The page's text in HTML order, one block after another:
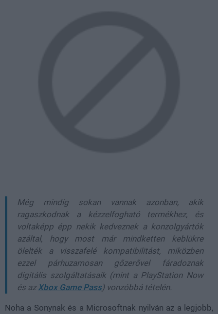
Még mindig sokan vannak azonban, akik
ragaszkodnak a kézzelfogható termékhez, és
voltaképp épp nekik kedveznek a konzolgyártók
azáltal, hogy most már mindketten keblükre
ölelték a visszafelé kompatibilitást, miközben
ezzel párhuzamosan gőzerővel fáradoznak
digitális szolgáltatásaik (mint a PlayStation Now
és az Xbox Game Pass) vonzóbbá tételén.
Noha a Sonynak és a Microsoftnak nyilván az a legjobb,